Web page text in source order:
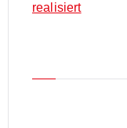
realisiert